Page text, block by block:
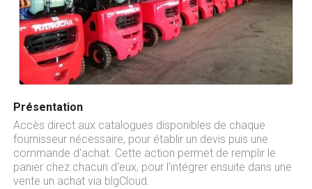
Présentation
Accès direct aux catalogues disponibles de chaque
fournisseur nécessaire, pour établir un devis puis une
commande d'achat. Cette action permet de remplir le
panier chez chacun d'eux, pour l'intégrer ensuite dans une
vente un achat via blgCloud.